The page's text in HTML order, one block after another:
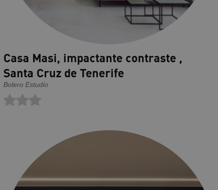
Casa Masi, impactante contraste ,
Santa Cruz de Tenerife
Bolero Estudio